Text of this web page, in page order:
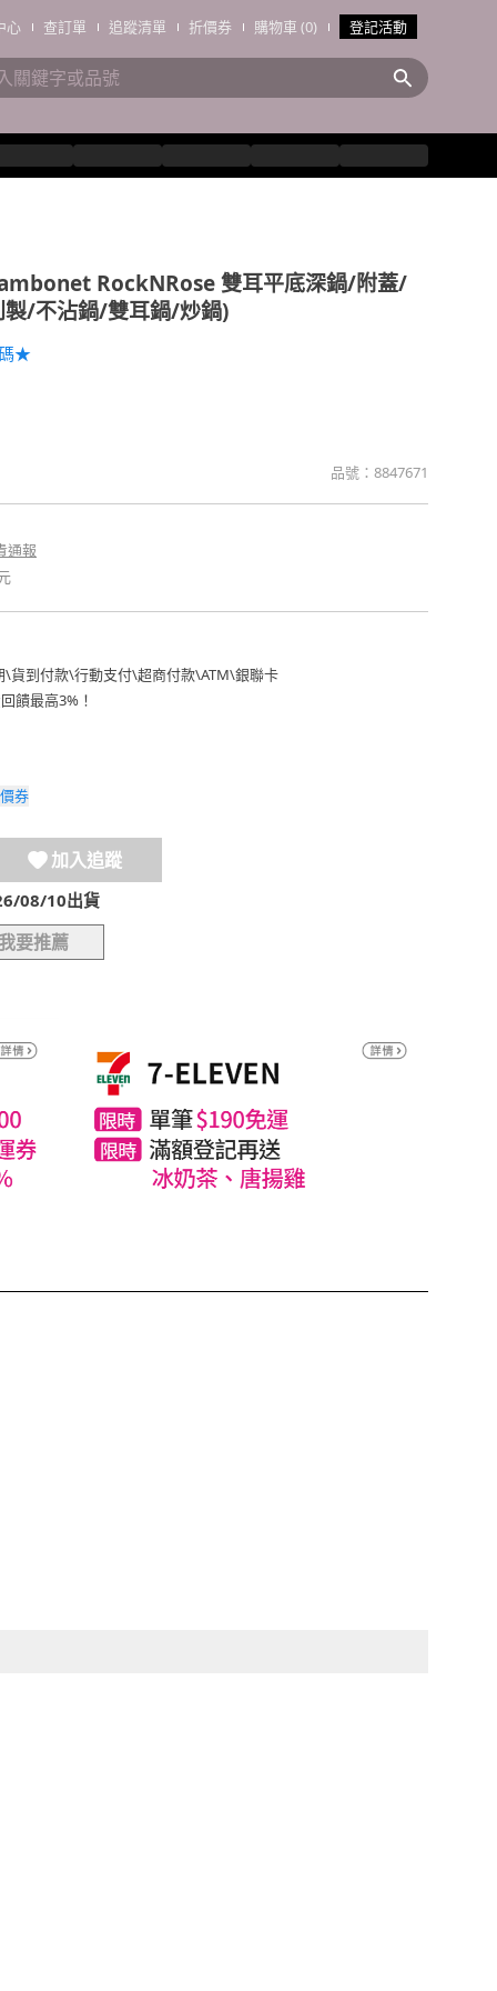
心 查訂單 追蹤清單 折價券 購物車 (0) 登記活動
RockNRose 雙耳平底深鍋/附蓋/
/不沾鍋/雙耳鍋/炒鍋)
★
品號： 8847671
通報
\貨到付款\行動支付\超商付款\ATM\銀聯卡
饋最高3%！
券
加入追蹤
08/10出貨
我要推薦